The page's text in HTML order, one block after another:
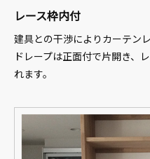
レース枠内付
建具との干渉によりカーテン
ドレープは正面付で片開き、
れます。